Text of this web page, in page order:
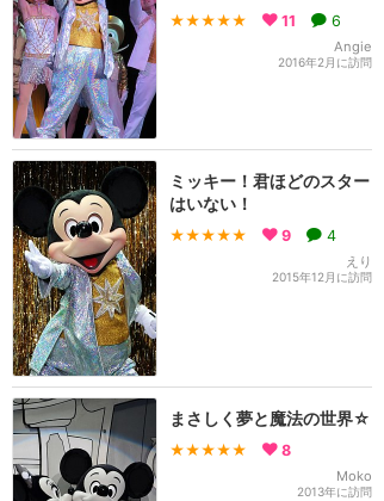
★★★★★ 11 6
Angie
2016年2月に訪問
ミッキー！君ほどのスター
はいない！
★★★★★ 9 4
えり
2015年12月に訪問
まさしく夢と魔法の世界☆
★★★★★ 8
Moko
2013年に訪問